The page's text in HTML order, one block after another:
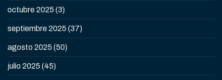
octubre 2025 (3)
septiembre 2025 (37)
agosto 2025 (50)
julio 2025 (45)